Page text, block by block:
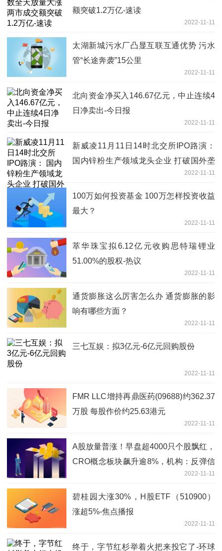
额突破1.2万亿-速读
2022-11-11
太湖新城污水厂凸显互联互通优势 污水
管“长途奔袭”15公里
2022-11-11
北向资金净买入146.67亿元，中止连续4
日净卖出-今日报
2022-11-11
新威凌11月11日14时北交所IPO路演：
国内锌粉生产领域龙头企业 打破国外垄
2022-11-11
100万如何投资基金 100万怎样投资收益
最大？
2022-11-11
萃华珠宝拟6.12亿元收购思特瑞锂业
51.00%的股权-热议
2022-11-11
通货膨胀这么厉害怎么办 通货膨胀的影
响有哪些方面？
2022-11-11
三七互娱：拟3亿元-6亿元回购股份
2022-11-11
FMR LLC增持再鼎医药(09688)约362.37
万股 每股作价约25.63港元
2022-11-11
A股放量普涨！早盘超4000只个股飘红，
CRO概念板块飙升逾8%，机构：反弹信
2022-11-11
碧桂园大涨30%，H股ETF（510900）
涨超5%-焦点播报
2022-11-11
终于，字节红杉举着火把来投它了-环球